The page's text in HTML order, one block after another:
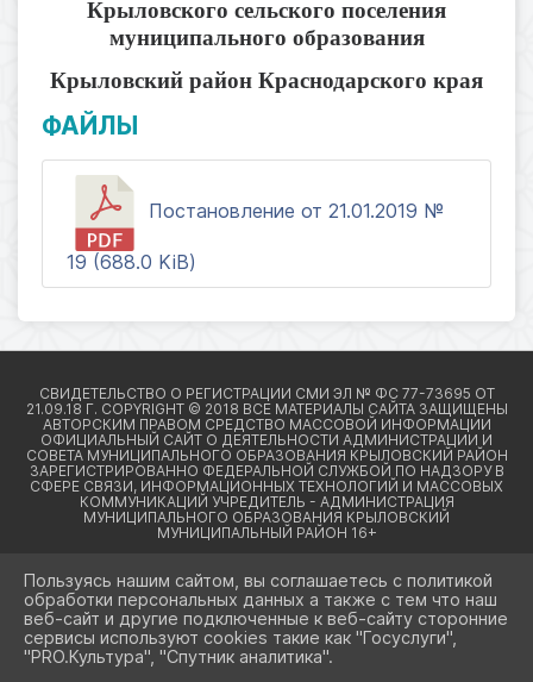
Крыловского сельского поселения
муниципального образования
Крыловский район Краснодарского края
ФАЙЛЫ
Постановление от 21.01.2019 №
19 (688.0 KiB)
2026 Г. КРЫЛОВСКИЙРАЙОН23.РФ
ВХОД
КАРТА САЙТА
Пользуясь нашим сайтом, вы соглашаетесь с политикой
обработки персональных данных а также с тем что наш
веб-сайт и другие подключенные к веб-сайту сторонние
сервисы используют cookies такие как "Госуслуги",
"PRO.Культура", "Спутник аналитика".